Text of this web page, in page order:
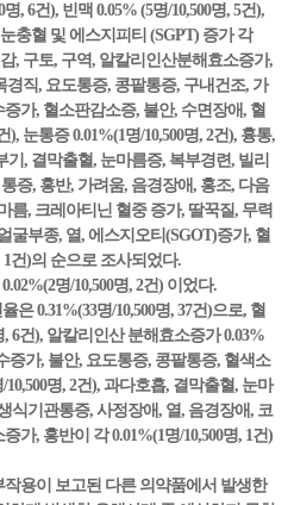
, 6건), 빈맥 0.05% (5명/10,500명, 5건),
충혈 및 에스지피티 (SGPT) 증가 각
, 구토, 구역, 알칼리인산분해효소증가,
경직, 요도통증, 콩팥통증, 구내건조, 가
가, 혈소판감소증, 불안, 수면장애, 혈
), 눈통증 0.01%(1명/10,500명, 2건), 흉통,
, 결막출혈, 눈마름증, 복부경련, 빌리
증, 홍반, 가려움, 음경장애, 홍조, 다음
름, 크레아티닌 혈중 증가, 딸꾹질, 무력
굴부종, 열, 에스지오티(SGOT)증가, 혈
1건)의 순으로 조사되었다.
명/10,500명, 2건) 이었다.
0.31%(33명/10,500명, 37건)으로, 혈
6건), 알칼리인산 분해효소증가 0.03%
증가, 불안, 요도통증, 콩팥통증, 혈색소
명, 2건), 과다호흡, 결막출혈, 눈마
식기관통증, 사정장애, 열, 음경장애, 코
가, 홍반이 각 0.01%(1명/10,500명, 1건)
용이 보고된 다른 의약품에서 발생한